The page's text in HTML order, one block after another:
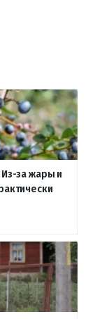
за жары и